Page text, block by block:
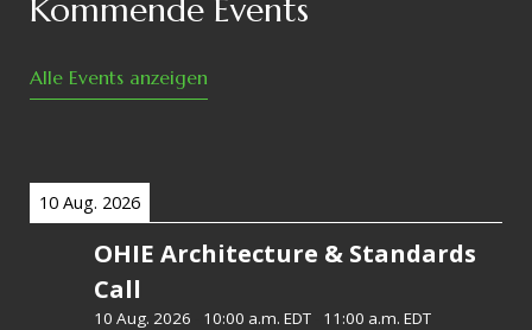
Kommende Events
Alle Events anzeigen
10 Aug. 2026
OHIE Architecture & Standards
Call
10 Aug. 2026 10:00 a.m. EDT
11:00 a.m. EDT